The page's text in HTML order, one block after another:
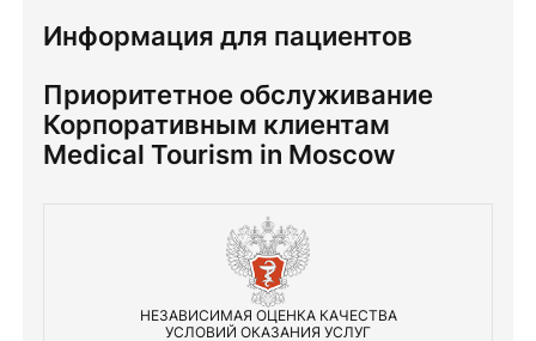
Информация для пациентов
Приоритетное обслуживание
Корпоративным клиентам
Medical Tourism in Moscow
НЕЗАВИСИМАЯ ОЦЕНКА КАЧЕСТВА
УСЛОВИЙ ОКАЗАНИЯ УСЛУГ